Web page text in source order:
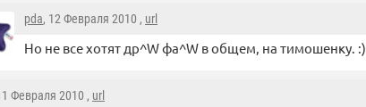
pda, 12 Февраля 2010 , url
Но не все хотят др^W фа^W в общем, на тимошенку. :)
Февраля 2010 , url